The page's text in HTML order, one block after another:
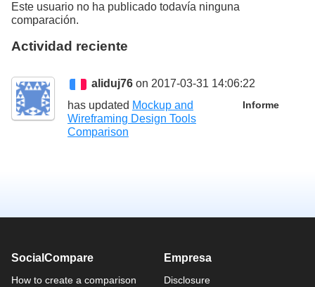
Este usuario no ha publicado todavía ninguna
comparación.
Actividad reciente
aliduj76 on 2017-03-31 14:06:22
Informe
has updated Mockup and
Wireframing Design Tools
Comparison
SocialCompare
How to create a comparison
Empresa
Disclosure